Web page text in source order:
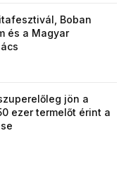
Boban
és a Magyar
jön a
ezer termelőt érint a